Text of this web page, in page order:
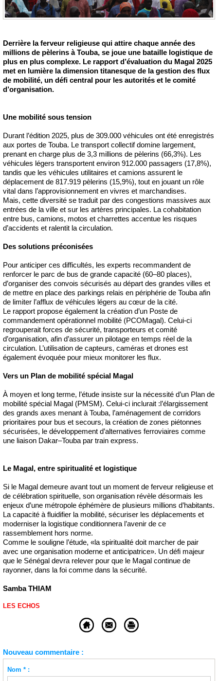
Derrière la ferveur religieuse qui attire chaque année des
millions de pèlerins à Touba, se joue une bataille logistique de
plus en plus complexe. Le rapport d’évaluation du Magal 2025
met en lumière la dimension titanesque de la gestion des flux
de mobilité, un défi central pour les autorités et le comité
d’organisation.
Une mobilité sous tension
Durant l’édition 2025, plus de 309.000 véhicules ont été enregistrés
aux portes de Touba. Le transport collectif domine largement,
prenant en charge plus de 3,3 millions de pèlerins (66,3%). Les
véhicules légers transportent environ 912.000 passagers (17,8%),
tandis que les véhicules utilitaires et camions assurent le
déplacement de 817.919 pèlerins (15,9%), tout en jouant un rôle
vital dans l’approvisionnement en vivres et marchandises.
Mais, cette diversité se traduit par des congestions massives aux
entrées de la ville et sur les artères principales. La cohabitation
entre bus, camions, motos et charrettes accentue les risques
d’accidents et ralentit la circulation.
Des solutions préconisées
Pour anticiper ces difficultés, les experts recommandent de
renforcer le parc de bus de grande capacité (60–80 places),
d’organiser des convois sécurisés au départ des grandes villes et
de mettre en place des parkings relais en périphérie de Touba afin
de limiter l’afflux de véhicules légers au cœur de la cité.
Le rapport propose également la création d’un Poste de
commandement opérationnel mobilité (PCOMagal). Celui-ci
regrouperait forces de sécurité, transporteurs et comité
d’organisation, afin d’assurer un pilotage en temps réel de la
circulation. L’utilisation de capteurs, caméras et drones est
également évoquée pour mieux monitorer les flux.
Vers un Plan de mobilité spécial Magal
À moyen et long terme, l’étude insiste sur la nécessité d’un Plan de
mobilité spécial Magal (PMSM). Celui-ci inclurait :l’élargissement
des grands axes menant à Touba, l’aménagement de corridors
prioritaires pour bus et secours, la création de zones piétonnes
sécurisées, le développement d’alternatives ferroviaires comme
une liaison Dakar–Touba par train express.
Le Magal, entre spiritualité et logistique
Si le Magal demeure avant tout un moment de ferveur religieuse et
de célébration spirituelle, son organisation révèle désormais les
enjeux d’une métropole éphémère de plusieurs millions d’habitants.
La capacité à fluidifier la mobilité, sécuriser les déplacements et
moderniser la logistique conditionnera l’avenir de ce
rassemblement hors norme.
Comme le souligne l’étude, «la spiritualité doit marcher de pair
avec une organisation moderne et anticipatrice». Un défi majeur
que le Sénégal devra relever pour que le Magal continue de
rayonner, dans la foi comme dans la sécurité.
Samba THIAM
LES ECHOS
Nouveau commentaire :
Nom * :